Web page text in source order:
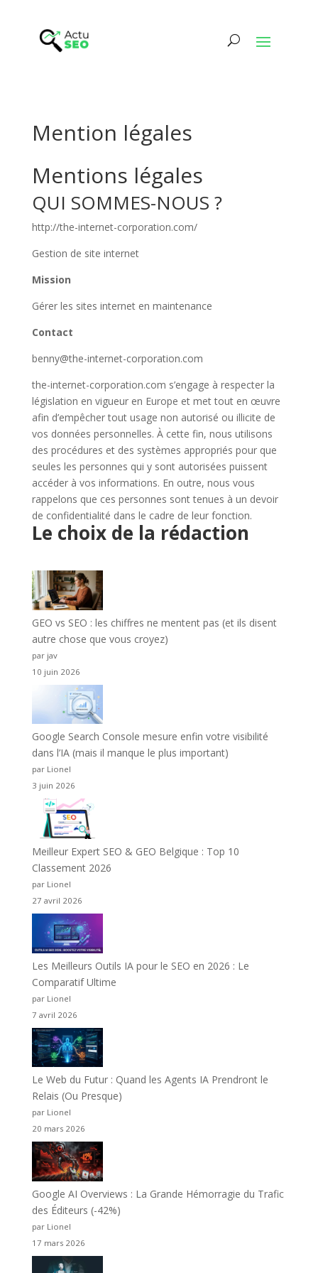
Mention légales
Mentions légales
QUI SOMMES-NOUS ?
http://the-internet-corporation.com/
Gestion de site internet
Mission
Gérer les sites internet en maintenance
Contact
benny@the-internet-corporation.com
the-internet-corporation.com s’engage à respecter la
législation en vigueur en Europe et met tout en œuvre
afin d’empêcher tout usage non autorisé ou illicite de
vos données personnelles. À cette fin, nous utilisons
des procédures et des systèmes appropriés pour que
seules les personnes qui y sont autorisées puissent
accéder à vos informations. En outre, nous vous
rappelons que ces personnes sont tenues à un devoir
de confidentialité dans le cadre de leur fonction.
Le choix de la rédaction
GEO vs SEO : les chiffres ne mentent pas (et ils disent
autre chose que vous croyez)
par jav
10 juin 2026
Google Search Console mesure enfin votre visibilité
dans l’IA (mais il manque le plus important)
par Lionel
3 juin 2026
Meilleur Expert SEO & GEO Belgique : Top 10
Classement 2026
par Lionel
27 avril 2026
Les Meilleurs Outils IA pour le SEO en 2026 : Le
Comparatif Ultime
par Lionel
7 avril 2026
Le Web du Futur : Quand les Agents IA Prendront le
Relais (Ou Presque)
par Lionel
20 mars 2026
Google AI Overviews : La Grande Hémorragie du Trafic
des Éditeurs (-42%)
par Lionel
17 mars 2026